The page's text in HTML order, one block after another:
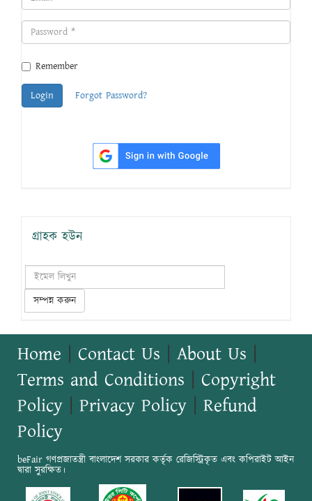
Remember
Login Forgot Password?
গ্রাহক হউন
সম্পন্ন করুন
Home Contact Us About Us
Terms and Conditions
Copyright
Policy
Privacy Policy
Refund
Policy
beFair গণপ্রজাতন্ত্রী বাংলাদেশ সরকার কর্তৃক রেজিস্ট্রিকৃত এবং কপিরাইট আইন
দ্বারা সুরক্ষিত।